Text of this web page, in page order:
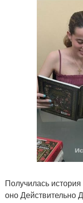
Получилась
оно Действительно